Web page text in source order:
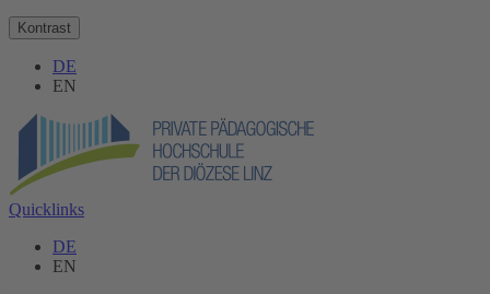
Kontrast
DE
EN
Quicklinks
DE
EN